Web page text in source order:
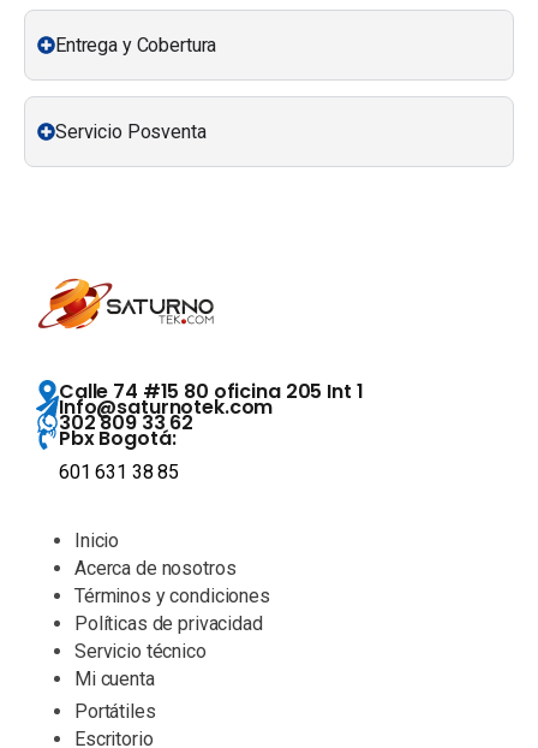
Entrega y Cobertura
Servicio Posventa
Calle 74 #15 80 oficina 205 Int 1
Info@saturnotek.com
302 809 33 62
Pbx Bogotá:
601 631 38 85
Inicio
Acerca de nosotros
Términos y condiciones
Políticas de privacidad
Servicio técnico
Mi cuenta
Portátiles
Escritorio